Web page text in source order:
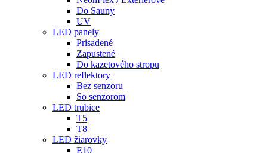
Do Sauny
UV
LED panely
Prisadené
Zapustené
Do kazetového stropu
LED reflektory
Bez senzoru
So senzorom
LED trubice
T5
T8
LED žiarovky
E10